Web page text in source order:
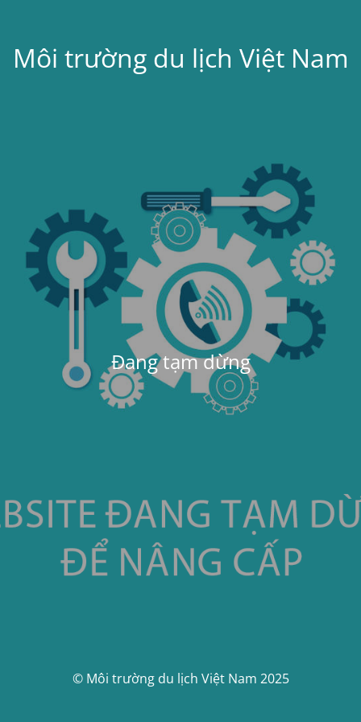
Môi trường du lịch Việt Nam
Đang tạm dừng
© Môi trường du lịch Việt Nam 2025